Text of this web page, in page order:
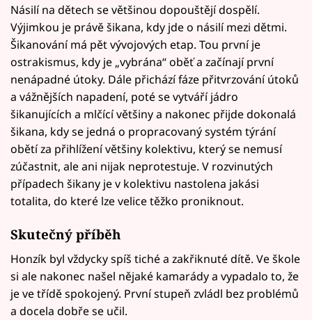
Násilí na dětech se většinou dopouštějí dospělí.
Výjimkou je právě šikana, kdy jde o násilí mezi dětmi.
Šikanování má pět vývojových etap. Tou první je
ostrakismus, kdy je „vybrána“ oběť a začínají první
nenápadné útoky. Dále přichází fáze přitvrzování útoků
a vážnějších napadení, poté se vytváří jádro
šikanujících a mlčící většiny a nakonec přijde dokonalá
šikana, kdy se jedná o propracovaný systém týrání
obětí za přihlížení většiny kolektivu, který se nemusí
zúčastnit, ale ani nijak neprotestuje. V rozvinutých
případech šikany je v kolektivu nastolena jakási
totalita, do které lze velice těžko proniknout.
Skutečný příběh
Honzík byl vždycky spíš tiché a zakřiknuté dítě. Ve škole
si ale nakonec našel nějaké kamarády a vypadalo to, že
je ve třídě spokojený. První stupeň zvládl bez problémů
a docela dobře se učil.